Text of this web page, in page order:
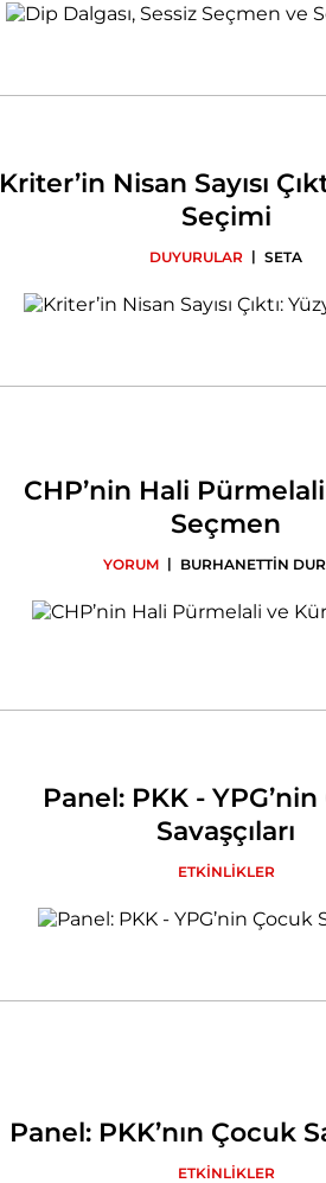
Kriter’in Nisan Sayısı
Seçimi
DUYURULAR | SETA
CHP’nin Hali
Seçmen
YORUM | BURHANETTİN
Panel: PKK -
Savaşçıları
ETKİNLİKLER
Panel: PKK’nın Çocuk
ETKİNLİKLER